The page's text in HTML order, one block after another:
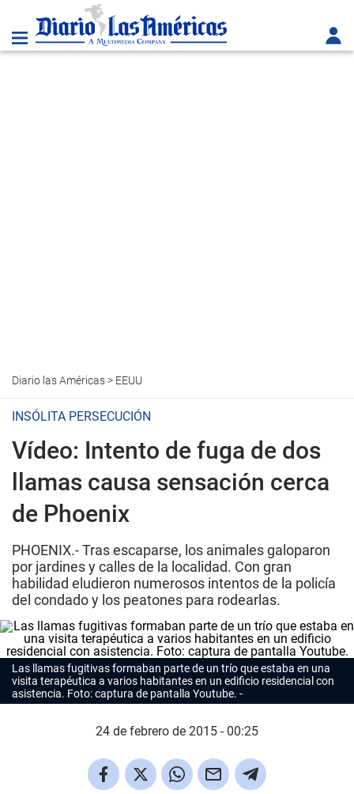
Diario las Américas> EEUU
INSÓLITA PERSECUCIÓN
Vídeo: Intento de fuga de dos
llamas causa sensación cerca
de Phoenix
PHOENIX.- Tras escaparse, los animales galoparon
por jardines y calles de la localidad. Con gran
habilidad eludieron numerosos intentos de la policía
del condado y los peatones para rodearlas.
Las llamas fugitivas formaban parte de un trío que estaba en una
visita terapéutica a varios habitantes en un edificio residencial con
asistencia. Foto: captura de pantalla Youtube.
24 de febrero de 2015 - 00:25